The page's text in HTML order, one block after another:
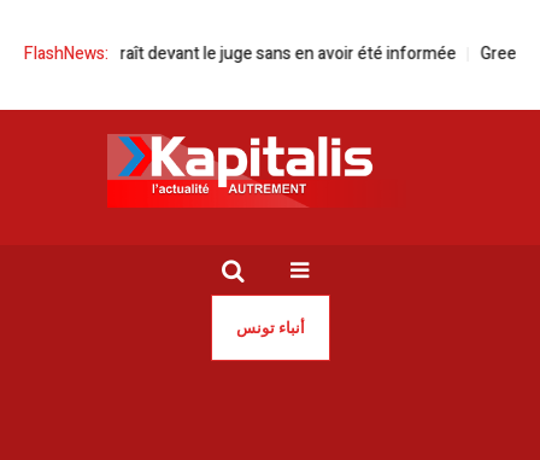
FlashNews:
comparaît devant le juge sans en avoir été informée Green
أنباء تونس